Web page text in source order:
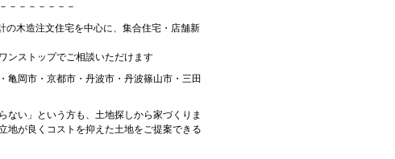
－－－－－－－
の木造注文住宅を中心に、集合住宅・店舗新
ンストップでご相談いただけます
亀岡市・京都市・丹波市・丹波篠山市・三田
ない」という方も、土地探しから家づくりま
地が良くコストを抑えた土地をご提案できる